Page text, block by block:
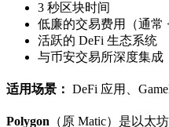
3 秒区块时间
低廉的交易费用（通常
活跃的 DeFi 生态系统
与币安交易所深度集成
适用场景： DeFi 应用、
Polygon （原 Matic）是以太